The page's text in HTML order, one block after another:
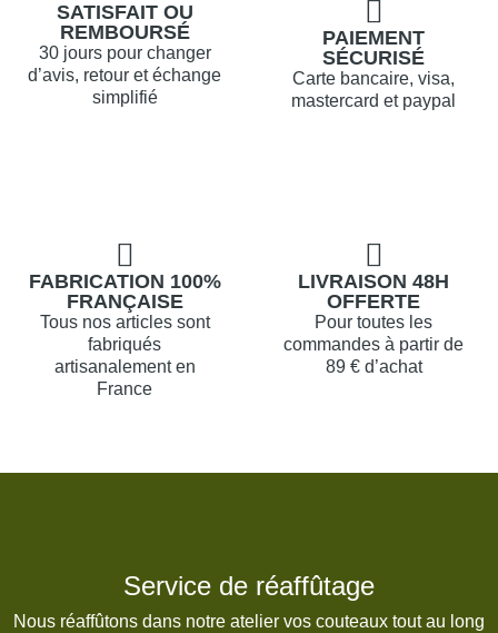
SATISFAIT OU
REMBOURSÉ
30 jours pour changer
d’avis, retour et échange
simplifié
PAIEMENT
SÉCURISÉ
Carte bancaire, visa,
mastercard et paypal
FABRICATION 100%
FRANÇAISE
Tous nos articles sont
fabriqués
artisanalement en
France
LIVRAISON 48H
OFFERTE
Pour toutes les
commandes à partir de
89 € d’achat
Service de réaffûtage
Nous réaffûtons dans notre atelier vos couteaux tout au long